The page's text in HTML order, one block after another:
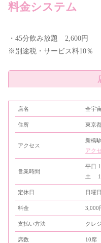
料金システム
・45分飲み放題 2,600円
※別途税・サービス料10％
店名 全宇
住所 東京
アクセス
新橋
アク
営業時間
平日
土
定休日 日曜
料金 3,000
支払い方法 クレ
席数 10席